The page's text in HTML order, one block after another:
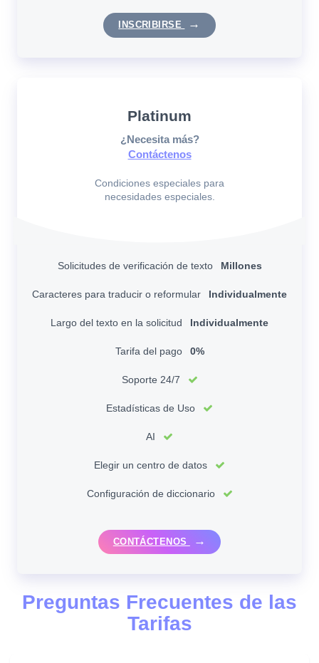
INSCRIBIRSE
Platinum
¿Necesita más?
Contáctenos
Condiciones especiales para
necesidades especiales.
Solicitudes de verificación de texto Millones
Caracteres para traducir o reformular Individualmente
Largo del texto en la solicitud Individualmente
Tarifa del pago 0%
Soporte 24/7
Estadísticas de Uso
AI
Elegir un centro de datos
Configuración de diccionario
CONTÁCTENOS
Preguntas Frecuentes de las
Tarifas